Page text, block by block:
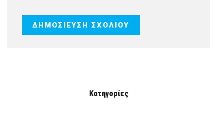
Κατηγορίες